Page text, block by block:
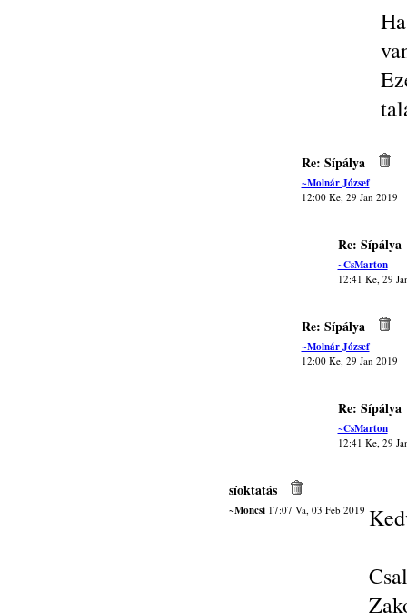
Re: Sípálya
~Molnár József
12:00 Ke, 29 Jan 2019
Re: Sípálya
~CsMarton
12:41 Ke, 29
Re: Sípálya
~Molnár József
12:00 Ke, 29 Jan 2019
Re: Sípálya
~CsMarton
12:41 Ke, 29
síoktatás
~Moncsi17:07 Va, 03 Feb 2019